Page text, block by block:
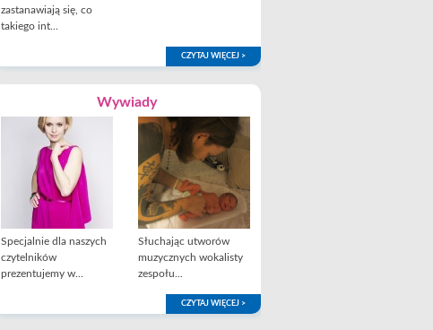
zastanawiają się, co
takiego int...
CZYTAJ WIĘCEJ >
Wywiady
Specjalnie dla naszych
czytelników
prezentujemy w...
Słuchając utworów
muzycznych wokalisty
zespołu...
CZYTAJ WIĘCEJ >